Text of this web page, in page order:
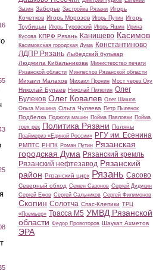
Зызин Заборье Застройка Рязани Игорь
Кочетков Игорь Морозов Игорь Путин Игорь
Трубицын Игорь Туровский Игорь Яшин Ирина
Кусова КПРФ Рязань Канищево Касимов
Касимовская городская Дума Константиново
ЛДПР Рязань Лыбедский бульвар
Людмила Кибальникова Министерство печати
Рязанской области Минлесхоз Рязанской области
Михаил Малахов Михаил Пронин Мост через Оку
Николай Булаев Николай Пилюгин Олег
Булеков Олег Ковалев Олег Шишов
Ольга Мишина Ольга Чуляева Петр Пыленок
Подбелка Поджоги машин Пойма Павловки Пойма
трех рек Политика Рязани Поляны
Праймериз «Единой России» РГУ им. Есенина
РМПТС РНПК Роман Путин Рязанская
городская Дума Рязанский кремль
Рязанский нефтезавод Рязанский
район Рязанский цирк Рязань Сасово
Северный обход Семен Сазонов Сергей Дудукин
Сергей Ежов Сергей Сальников Сергей Филимонов
Скопин Солотча Спас-Клепики ТРЦ
«Премьер» Трасса М5 УМВД Рязанской
области Федор Провоторов Шаукат Ахметов
ЭРА